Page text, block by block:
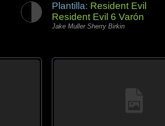
Plantilla: Resident Evil
Resident Evil 6 Varón
Jake Muller Sherry Birkin